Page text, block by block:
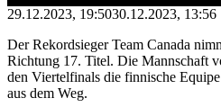
29.12.2023, 19:5030.12.2023, 13:56
Der Rekordsieger Team Canada
Richtung 17. Titel. Die Mannschaft
den Viertelfinals die finnische
aus dem Weg.